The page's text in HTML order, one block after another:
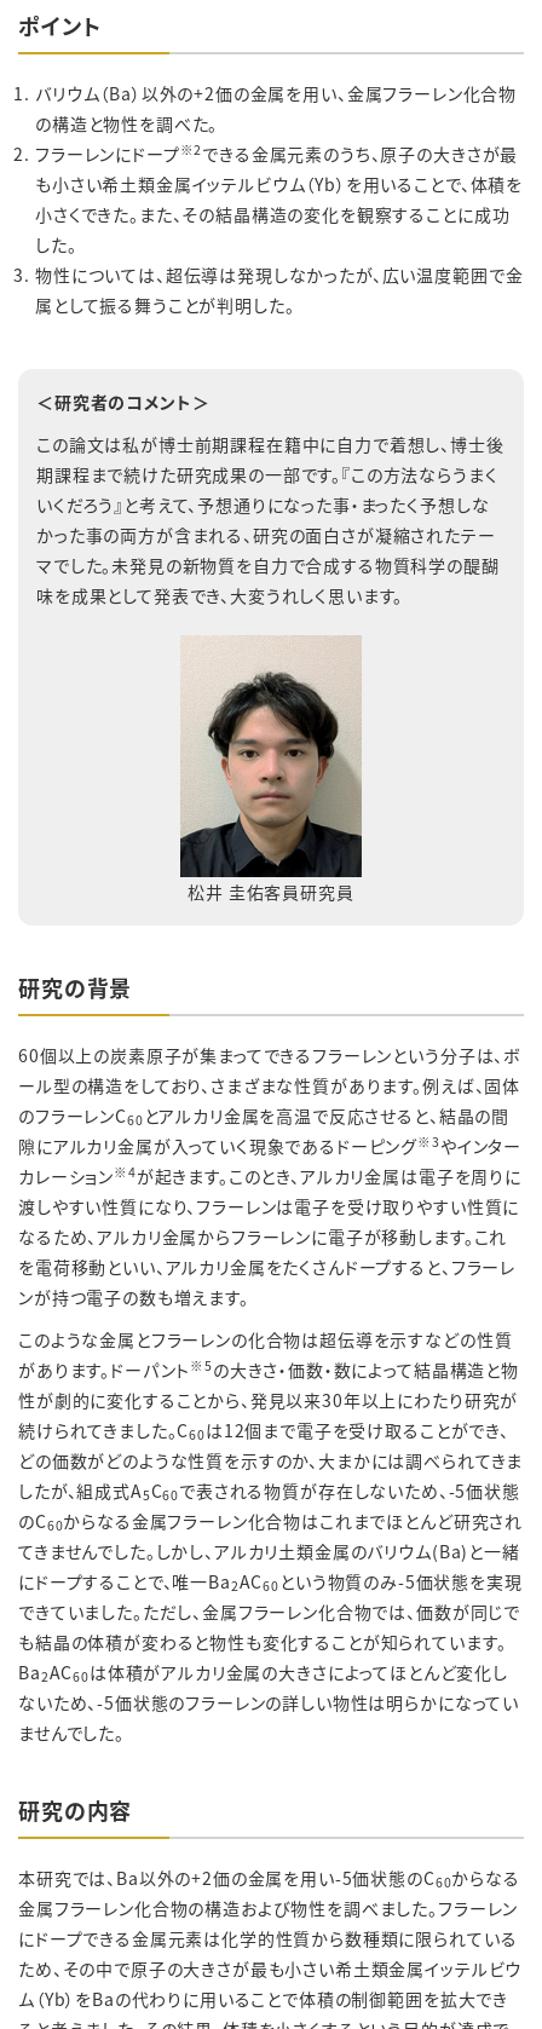
ポイント
バリウム（Ba）以外の+2価の金属を用い、金属フラーレン化合物
の構造と物性を調べた。
フラーレンにドープ※2 できる金属元素のうち、原子の大きさが最
も小さい希土類金属イッテルビウム（Yb）を用いることで、体積を
小さくできた。また、その結晶構造の変化を観察することに成功
した。
物性については、超伝導は発現しなかったが、広い温度範囲で金
属として振る舞うことが判明した。
＜研究者のコメント＞
この論文は私が博士前期課程在籍中に自力で着想し、博士後
期課程まで続けた研究成果の一部です。『この方法ならうまく
いくだろう』と考えて、予想通りになった事・まったく予想しな
かった事の両方が含まれる、研究の面白さが凝縮されたテー
マでした。未発見の新物質を自力で合成する物質科学の醍醐
味を成果として発表でき、大変うれしく思います。
松井 圭佑客員研究員
研究の背景
60個以上の炭素原子が集まってできるフラーレンという分子は、ボ
ール型の構造をしており、さまざまな性質があります。例えば、固体
のフラーレンC60 とアルカリ金属を高温で反応させると、結晶の間
隙にアルカリ金属が入っていく現象であるドーピング※3やインター
カレーション※4が起きます。このとき、アルカリ金属は電子を周りに
渡しやすい性質になり、フラーレンは電子を受け取りやすい性質に
なるため、アルカリ金属からフラーレンに電子が移動します。これ
を電荷移動といい、アルカリ金属をたくさんドープすると、フラーレ
ンが持つ電子の数も増えます。
このような金属とフラーレンの化合物は超伝導を示すなどの性質
があります。ドーパント ※5の大きさ・価数・数によって結晶構造と物
性が劇的に変化することから、発見以来30年以上にわたり研究が
続けられてきました。C60は12個まで電子を受け取ることができ、
どの価数がどのような性質を示すのか、大まかには調べられてきま
したが、組成式A5C60で表される物質が存在しないため、-5価状態
のC60からなる金属フラーレン化合物はこれまでほとんど研究され
てきませんでした。しかし、アルカリ土類金属のバリウム(Ba)と一緒
にドープすることで、唯一Ba2AC60 という物質のみ-5価状態を実現
できていました。ただし、金属フラーレン化合物では、価数が同じで
も結晶の体積が変わると物性も変化することが知られています。
Ba2AC60は体積がアルカリ金属の大きさによってほとんど変化し
ないため、-5価状態のフラーレンの詳しい物性は明らかになってい
ませんでした。
研究の内容
本研究では、Ba以外の+2価の金属を用い-5価状態のC60からなる
金属フラーレン化合物の構造および物性を調べました。フラーレン
にドープできる金属元素は化学的性質から数種類に限られている
ため、その中で原子の大きさが最も小さい希土類金属イッテルビウ
ム （Yb）をBaの代わりに用いることで体積の制御範囲を拡大でき